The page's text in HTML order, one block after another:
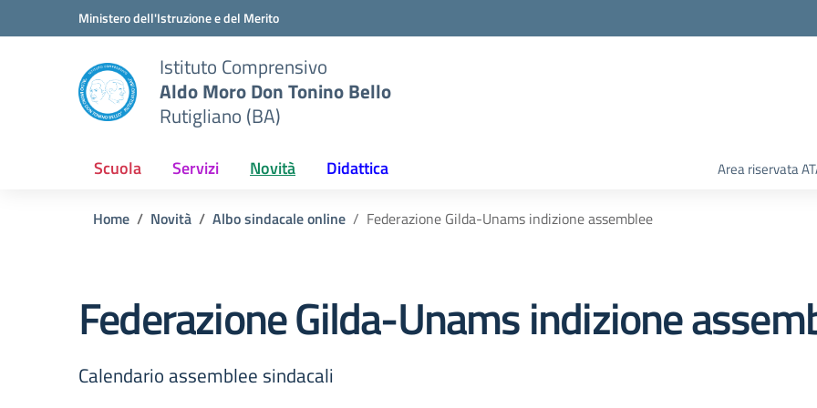
Vai ai contenuti
Vai al menu di navigazioneMinistero dell'Istruzione e del Merito
Istituto Comprensivo
Aldo Moro Don Tonino Bello
Rutigliano (BA)
Scuola Servizi Novità Didattica Area riservata
Home Novità Albo sindacale online Federazione Gilda-Unams indizione assemblee
Federazione Gilda-Unams indizione
Calendario assemblee sindacali